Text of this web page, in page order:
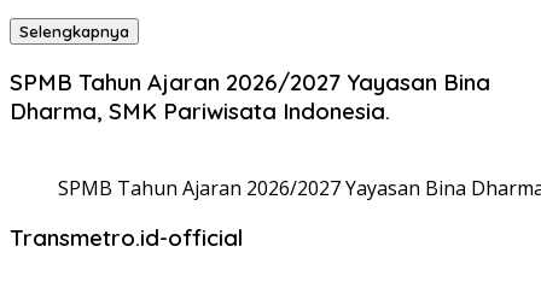
Selengkapnya
SPMB Tahun Ajaran 2026/2027 Yayasan Bina
Dharma, SMK Pariwisata Indonesia.
SPMB Tahun Ajaran 2026/2027 Yayasan Bina
Transmetro.id-official